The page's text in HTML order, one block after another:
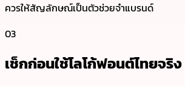
ควรให้สัญลักษณ์เป็นตัวช่วยจำแบรนด์
03
เช็กก่อนใช้โลโก้ฟอนต์ไทยจริง